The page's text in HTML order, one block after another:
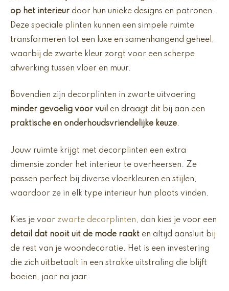
op het interieur door hun unieke designs en patronen.
Deze speciale plinten kunnen een simpele ruimte
transformeren tot een luxe en samenhangend geheel,
waarbij de zwarte kleur zorgt voor een scherpe
afwerking tussen vloer en muur.
Bovendien zijn decorplinten in zwarte uitvoering
minder gevoelig voor vuil en draagt dit bij aan een
praktische en onderhoudsvriendelijke keuze.
Jouw ruimte krijgt met decorplinten een extra
dimensie zonder het interieur te overheersen. Ze
passen perfect bij diverse vloerkleuren en stijlen,
waardoor ze in elk type interieur hun plaats vinden.
Kies je voor zwarte decorplinten, dan kies je voor een
detail dat nooit uit de mode raakt en altijd aansluit bij
de rest van je woondecoratie. Het is een investering
die zich uitbetaalt in een strakke uitstraling die blijft
boeien, jaar na jaar.